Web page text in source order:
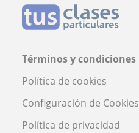
Términos y condiciones
Política de cookies
Configuración de Cookies
Política de privacidad